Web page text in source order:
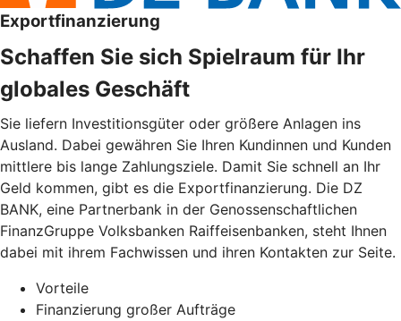
Exportfinanzierung
Schaffen Sie sich Spielraum für Ihr
globales Geschäft
Sie liefern Investitionsgüter oder größere Anlagen ins
Ausland. Dabei gewähren Sie Ihren Kundinnen und Kunden
mittlere bis lange Zahlungsziele. Damit Sie schnell an Ihr
Geld kommen, gibt es die Exportfinanzierung. Die DZ
BANK, eine Partnerbank in der Genossenschaftlichen
FinanzGruppe Volksbanken Raiffeisenbanken, steht Ihnen
dabei mit ihrem Fachwissen und ihren Kontakten zur Seite.
Vorteile
Finanzierung großer Aufträge